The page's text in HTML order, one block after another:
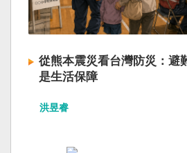
從熊本震災看台灣防災：避
是生活保障
洪昱睿